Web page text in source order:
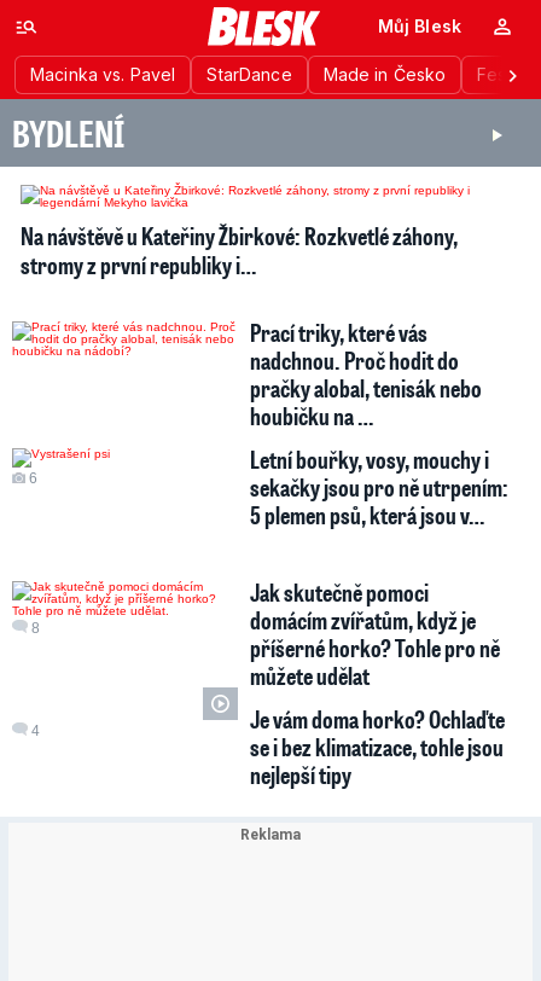
Macinka vs. Pavel StarDance Made in Česko
Můj Blesk
BYDLENÍ
Na návštěvě u Kateřiny Žbirkové: Rozkvetlé záhony,
stromy z první republiky i…
Prací triky, které vás
nadchnou. Proč hodit do
pračky alobal, tenisák nebo
houbičku na …
6
Letní bouřky, vosy, mouchy i
sekačky jsou pro ně utrpením:
5 plemen psů, která jsou v…
8
Jak skutečně pomoci
domácím zvířatům, když je
příšerné horko? Tohle pro ně
můžete udělat
4
Je vám doma horko? Ochlaďte
se i bez klimatizace, tohle jsou
nejlepší tipy